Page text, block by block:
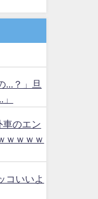
...？」旦
車のエン
ｗｗｗｗ
コいいよ